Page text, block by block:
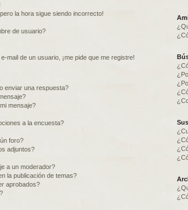
la hora sigue siendo incorrecto!
de usuario?
mail de un usuario, ¡me pide que me registre!
enviar una respuesta?
mensaje?
a la encuesta?
foro?
adjuntos?
a un moderador?
la publicación de temas?
aprobados?